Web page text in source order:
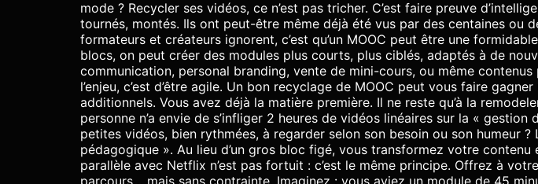
mode ? Recycler ses vidéos, ce n’est pas tricher. C’est faire preuve
tournés, montés. Ils ont peut-être même déjà été vus par des centaines ou
formateurs et créateurs ignorent, c’est qu’un MOOC peut être une
blocs, on peut créer des modules plus courts, plus ciblés, adaptés à de
communication, personal branding, vente de mini-cours, ou même
l’enjeu, c’est d’être agile. Un bon recyclage de MOOC peut vous faire
additionnels. Vous avez déjà la matière première. Il ne reste qu’à la
personne n’a envie de s’infliger 2 heures de vidéos linéaires sur la «
petites vidéos, bien rythmées, à regarder selon son besoin ou son humeur
pédagogique ». Au lieu d’un gros bloc figé, vous transformez votre
parallèle avec Netflix n’est pas fortuit : c’est le même principe. Offrez à